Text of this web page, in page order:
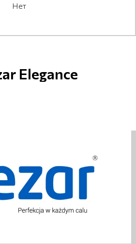
Нет
Elegance